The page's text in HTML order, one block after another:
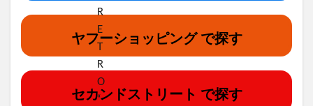
ヤフーショッピング で探す
セカンドストリート で探す